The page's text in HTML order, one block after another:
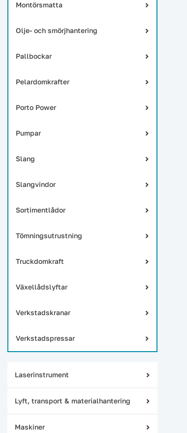
Montörsmatta
Olje- och smörjhantering
Pallbockar
Pelardomkrafter
Porto Power
Pumpar
Slang
Slangvindor
Sortimentlådor
Tömningsutrustning
Truckdomkraft
Växellådslyftar
Verkstadskranar
Verkstadspressar
Laserinstrument
Lyft, transport & materialhantering
Maskiner